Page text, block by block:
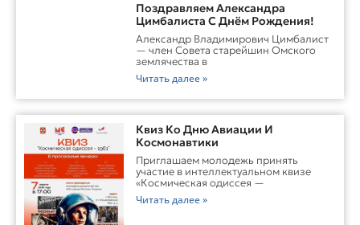
Поздравляем Александра
Цимбалиста С Днём Рождения!
Александр Владимирович Цимбалист
— член Совета старейшин Омского
землячества в
Читать далее »
Квиз Ко Дню Авиации И
Космонавтики
Приглашаем молодежь принять
участие в интеллектуальном квизе
«Космическая одиссея —
Читать далее »